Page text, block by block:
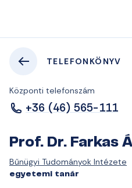
TELEFONKÖNYV
Központi telefonszám
+36 (46) 565-111
Prof. Dr. Farkas
Bűnügyi Tudományok Intézete
egyetemi tanár